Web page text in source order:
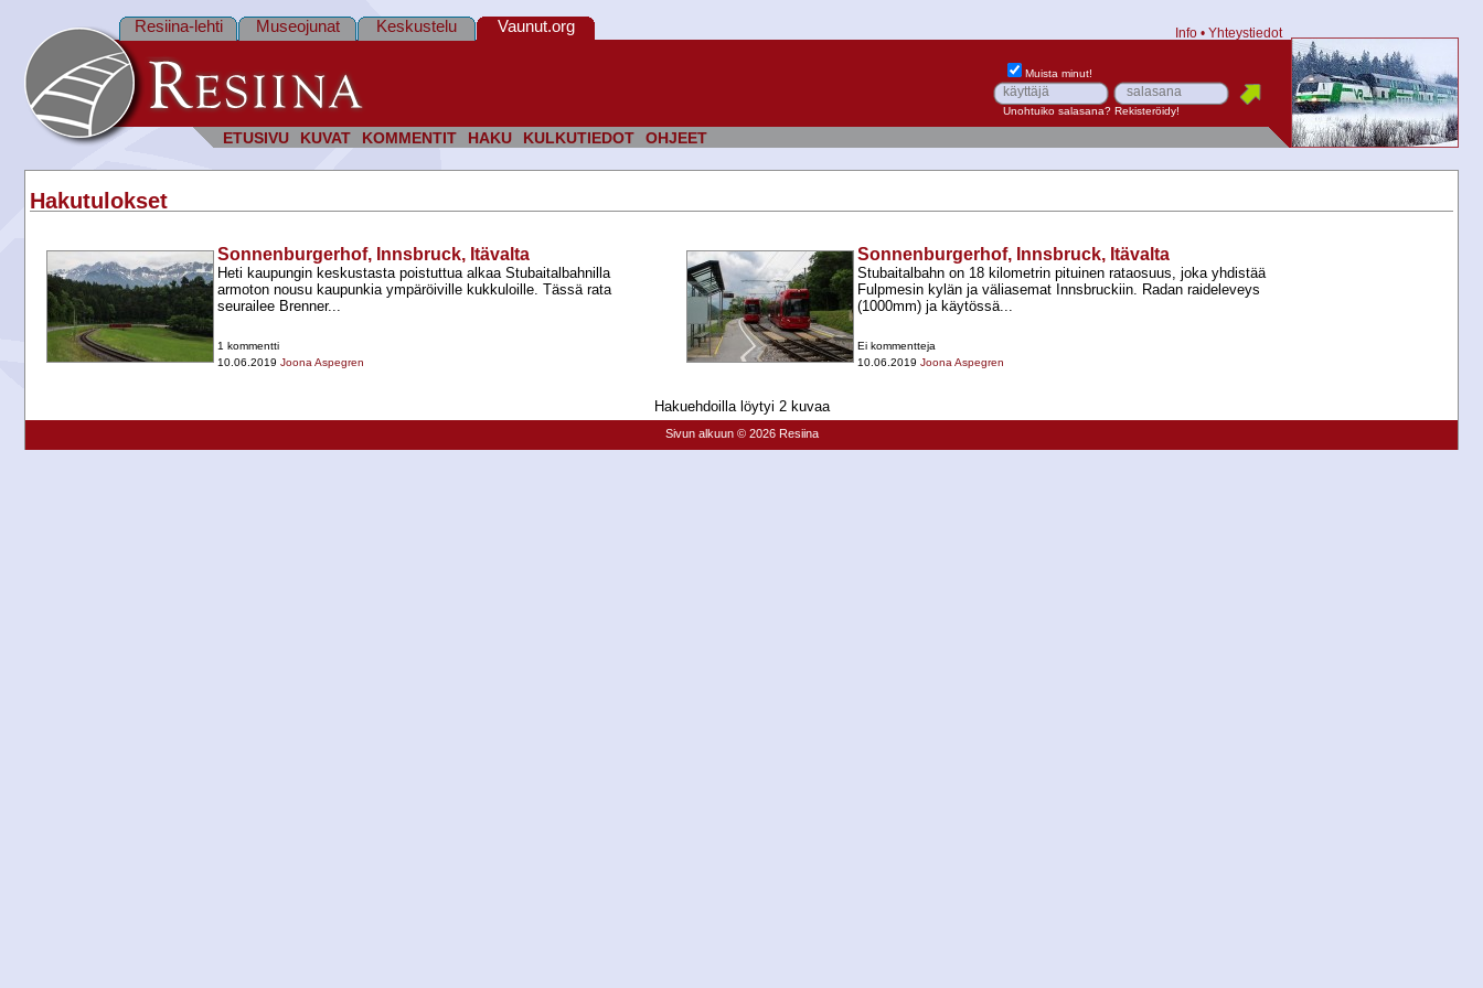
ETUSIVU KUVAT KOMMENTIT HAKU KULKUTIEDOT OHJEET
Resiina-lehti Museojunat Keskustelu Vaunut.org Info • Yhteystiedot
Muista minut!
Unohtuiko salasana? Rekisteröidy!
Hakutulokset
Sonnenburgerhof, Innsbruck, Itävalta
Heti kaupungin keskustasta poistuttua alkaa Stubaitalbahnilla
armoton nousu kaupunkia ympäröiville kukkuloille. Tässä rata
seurailee Brenner...
1 kommentti
10.06.2019 Joona Aspegren
Sonnenburgerhof, Innsbruck, Itävalta
Stubaitalbahn on 18 kilometrin pituinen rataosuus, joka yhdistää
Fulpmesin kylän ja väliasemat Innsbruckiin. Radan raideleveys
(1000mm) ja käytössä...
Ei kommentteja
10.06.2019 Joona Aspegren
Hakuehdoilla löytyi 2 kuvaa
Sivun alkuun © 2026 Resiina